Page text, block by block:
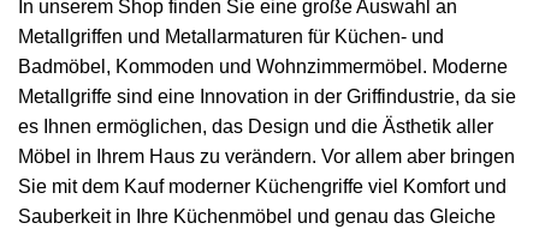
In unserem Shop finden Sie eine große Auswahl an
Metallgriffen und Metallarmaturen für Küchen- und
Badmöbel, Kommoden und Wohnzimmermöbel. Moderne
Metallgriffe sind eine Innovation in der Griffindustrie, da sie
es Ihnen ermöglichen, das Design und die Ästhetik aller
Möbel in Ihrem Haus zu verändern. Vor allem aber bringen
Sie mit dem Kauf moderner Küchengriffe viel Komfort und
Sauberkeit in Ihre Küchenmöbel und genau das Gleiche